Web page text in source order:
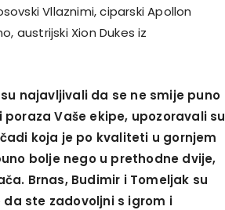
Vllaznimi, ciparski Apollon
austrijski Xion Dukes iz
najavljivali da se ne smije puno
Vaše ekipe, upozoravali su
koja je po kvaliteti u gornjem
bolje nego u prethodne dvije,
Brnas, Budimir i Tomeljak su
ste zadovoljni s igrom i